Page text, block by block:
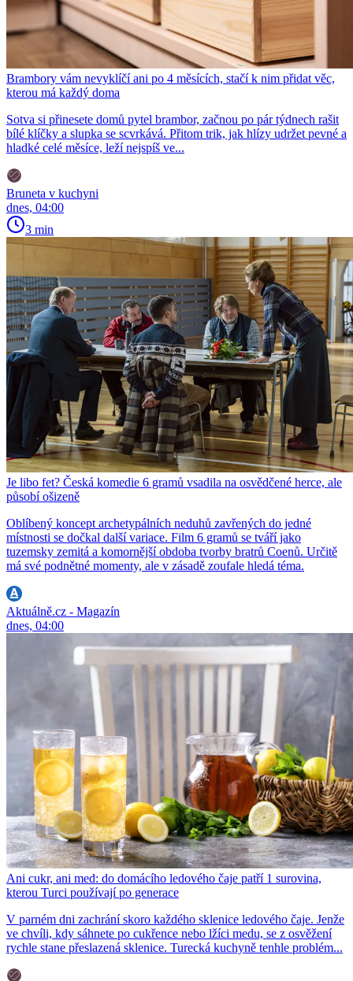
Brambory vám nevyklíčí ani po 4 měsících, stačí k nim přidat věc,
kterou má každý doma
Sotva si přinesete domů pytel brambor, začnou po pár týdnech rašit
bílé klíčky a slupka se scvrkává. Přitom trik, jak hlízy udržet pevné a
hladké celé měsíce, leží nejspíš ve...
Bruneta v kuchyni
dnes, 04:00
3 min
Je libo fet? Česká komedie 6 gramů vsadila na osvědčené herce, ale
působí ošizeně
Oblíbený koncept archetypálních neduhů zavřených do jedné
místnosti se dočkal další variace. Film 6 gramů se tváří jako
tuzemsky zemitá a komornější obdoba tvorby bratrů Coenů. Určitě
má své podnětné momenty, ale v zásadě zoufale hledá téma.
Aktuálně.cz - Magazín
dnes, 04:00
Ani cukr, ani med: do domácího ledového čaje patří 1 surovina,
kterou Turci používají po generace
V parném dni zachrání skoro každého sklenice ledového čaje. Jenže
ve chvíli, kdy sáhnete po cukřence nebo lžíci medu, se z osvěžení
rychle stane přeslazená sklenice. Turecká kuchyně tenhle problém...